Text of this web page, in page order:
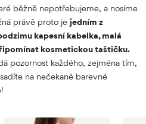
běžně nepotřebujeme, a nosíme
právě proto je jedním z
kapesní kabelka, malá
kosmetickou taštičku.
pozornost každého, zejména tím,
na nečekané barevné